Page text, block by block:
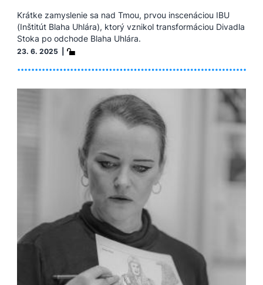
Krátke zamyslenie sa nad Tmou, prvou inscenáciou IBU
(Inštitút Blaha Uhlára), ktorý vznikol transformáciou Divadla
Stoka po odchode Blaha Uhlára.
23. 6. 2025 |